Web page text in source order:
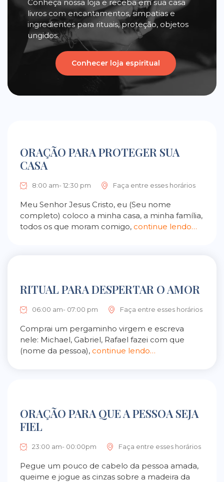
Conheça nossa loja e receba em sua casa
livros com encantamentos, simpatias e
ingredientes para rituais, proteção, objetos
ungidos.
Conhecer loja espiritual
ORAÇÃO PARA PROTEGER SUA
CASA
8:00 am- 12:30 pm Faça entre esses horários
Meu Senhor Jesus Cristo, eu (Seu nome
completo) coloco a minha casa, a minha família,
todos os que moram comigo, continue lendo…
RITUAL PARA DESPERTAR O AMOR
06:00 am- 07:00 pm Faça entre esses horários
Comprai um pergaminho virgem e escreva
nele: Michael, Gabriel, Rafael fazei com que
(nome da pessoa), continue lendo…
ORAÇÃO PARA QUE A PESSOA SEJA
FIEL
23:00 am- 00:00pm Faça entre esses horários
Pegue um pouco de cabelo da pessoa amada,
queime e jogue as cinzas sobre a madeira da